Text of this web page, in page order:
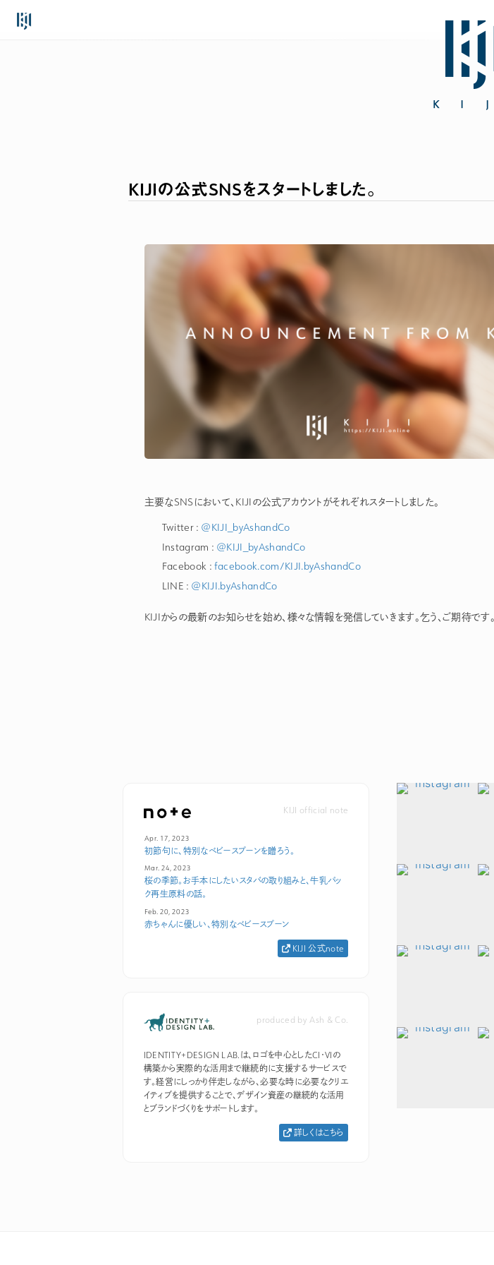
「初めてなのに
KIJIの公式SNSをスタートしました。
主要なSNSにおいて、KIJIの公式アカウントがそれぞれスタートしました。
Twitter : @KIJI_byAshandCo
Instagram : @KIJI_byAshandCo
Facebook : facebook.com/KIJI.byAshandCo
LINE : @KIJI.byAshandCo
KIJIからの最新のお知らせを始め、様々な情報を発信していきます。乞う、ご期待です。
KIJI official note
Apr. 17, 2023
初節句に、特別なベビースプーンを贈ろう。
Mar. 24, 2023
桜の季節。お手本にしたいスタバの取り組みと、牛乳パッ
ク再生原料の話。
Feb. 20, 2023
赤ちゃんに優しい、特別なベビースプーン
KIJI 公式note
produced by Ash & Co.
IDENTITY+DESIGN LAB.は、ロゴを中心としたCI・VIの
構築から実際的な活用まで継続的に支援するサービスで
す。経営にしっかり伴走しながら、必要な時に必要なクリエ
イティブを提供することで、デザイン資産の継続的な活用
とブランドづくりをサポートします。
詳しくはこちら